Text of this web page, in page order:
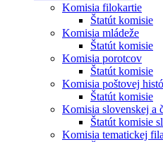
Komisia filokartie
Štatút komisie
Komisia mládeže
Štatút komisie
Komisia porotcov
Štatút komisie
Komisia poštovej
Štatút komisie
Komisia slovenskej a
Štatút komisie
Komisia tematickej